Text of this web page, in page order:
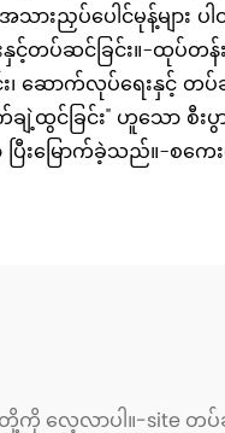
းညှပ်ပေါင်မုန့်များ ပ
နှင့်တပ်ဆင်ခြင်း။-ထုပ်တ
ဆောက်လုပ်ရေးနှင့်
ချဲ့ထွင်ခြင်း" ဟူသော
ောက်ခဲ့သည်။-စကေးစီမံ
လေ့လာပါ။-site တပ်ဆ